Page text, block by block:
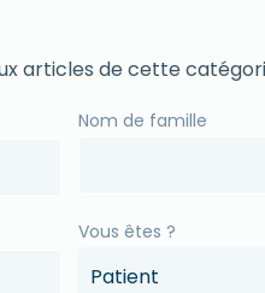
articles de cette
Nom de famille
Vous êtes ?
Patient